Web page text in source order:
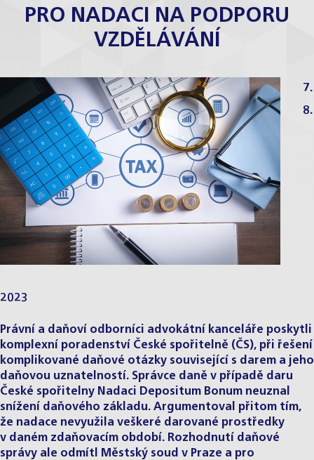
PRO NADACI NA PODPORU
VZDĚLÁVÁNÍ
7.
8.
2023
Právní a daňoví odborníci advokátní kanceláře poskytli
komplexní poradenství České spořitelně (ČS), při řešení
komplikované daňové otázky související s darem a jeho
daňovou uznatelností. Správce daně v případě daru
České spořitelny Nadaci Depositum Bonum neuznal
snížení daňového základu. Argumentoval přitom tím,
že nadace nevyužila veškeré darované prostředky
v daném zdaňovacím období. Rozhodnutí daňové
správy ale odmítl Městský soud v Praze a pro